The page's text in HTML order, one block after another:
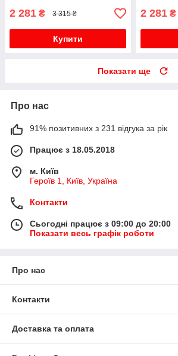
2 281 ₴ 3 315 ₴
Купити
2 281 ₴
Показати ще
Про нас
91% позитивних з 231 відгука за рік
Працює з 18.05.2018
м. Київ
Героїв 1, Київ, Україна
Контакти
Сьогодні працює з 09:00 до 20:00
Показати весь графік роботи
Про нас
Контакти
Доставка та оплата